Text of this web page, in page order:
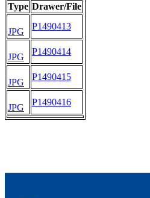
Type Drawer/File
JPG
P1490413
JPG
P1490414
JPG
P1490415
JPG
P1490416